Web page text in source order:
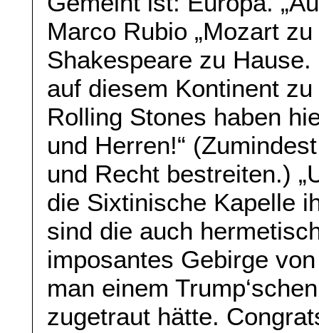
Marco Rubio „Mozart
Shakespeare zu
auf diesem Kontinent
Rolling Stones haben
und Herren!“
und Recht bestreiten.)
die Sixtinische Kapelle
sind die auch
imposantes Gebirge
man einem
zugetraut hätte.